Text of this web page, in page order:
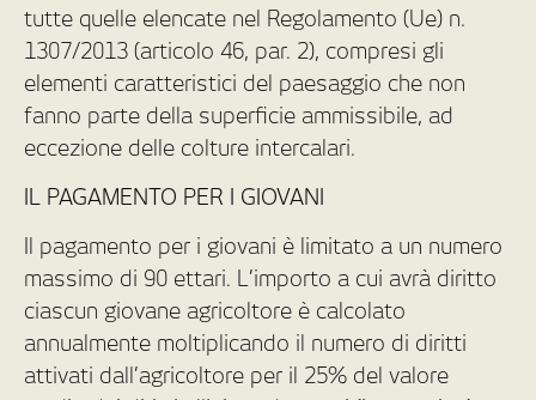
tutte quelle elencate nel Regolamento (Ue) n.
1307/2013 (articolo 46, par. 2), compresi gli
elementi caratteristici del paesaggio che non
fanno parte della superficie ammissibile, ad
eccezione delle colture intercalari.
IL PAGAMENTO PER I GIOVANI
Il pagamento per i giovani è limitato a un numero
massimo di 90 ettari. L’importo a cui avrà diritto
ciascun giovane agricoltore è calcolato
annualmente moltiplicando il numero di diritti
attivati dall’agricoltore per il 25% del valore